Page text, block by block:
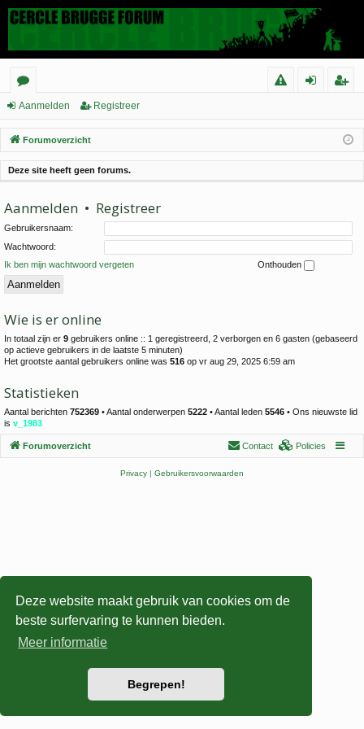
Deze website maakt gebruik van cookies om de
beste surfervaring te kunnen bieden.
Meer informatie
Begrepen!
or
u
m
s
o
nt
ac
n
m
el
n
ist
re
er
Aanmelden Registreer
Forumoverzicht
Deze site heeft geen forums.
Aanmelden • Registreer
Gebruikersnaam:
Wachtwoord:
Ik ben mijn wachtwoord vergeten
Onthouden
Wie is er online
In totaal zijn er 9 gebruikers online :: 1 geregistreerd, 2 verborgen en 6 gasten (gebaseerd
op actieve gebruikers in de laatste 5 minuten)
Het grootste aantal gebruikers online was 516 op vr aug 29, 2025 6:59 am
Statistieken
Aantal berichten 752369 • Aantal onderwerpen 5222 • Aantal leden 5546 • Ons nieuwste lid
is v_1983
Forumoverzicht Policies
Contact
Privacy | Gebruikersvoorwaarden